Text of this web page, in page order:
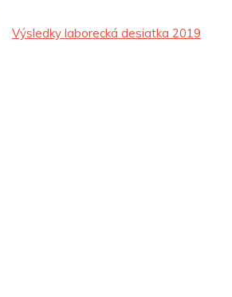
Výsledky laborecká desiatka 2019